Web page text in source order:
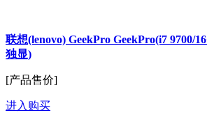
联想(lenovo) GeekPro GeekPro(i7 9700/
独显)
[产品售价]
进入购买